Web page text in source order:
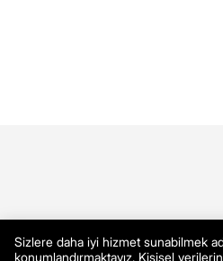
Sizlere daha iyi hizmet sunabilmek
konumlandırmaktayız. Kişisel